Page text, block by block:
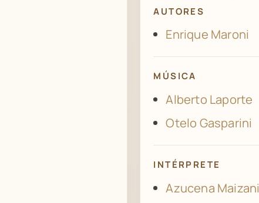
AUTORES
Enrique Maroni
MÚSICA
Alberto Laporte
Otelo Gasparini
INTÉRPRETE
Azucena Maizani